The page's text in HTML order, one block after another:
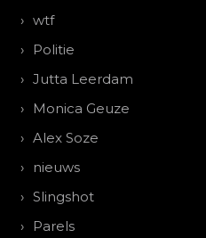
wtf
Politie
Jutta Leerdam
Monica Geuze
Alex Soze
nieuws
Slingshot
Parels